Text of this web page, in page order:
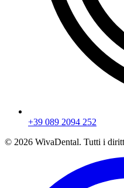
+39 089 2094 252
© 2026 WivaDental. Tutti i